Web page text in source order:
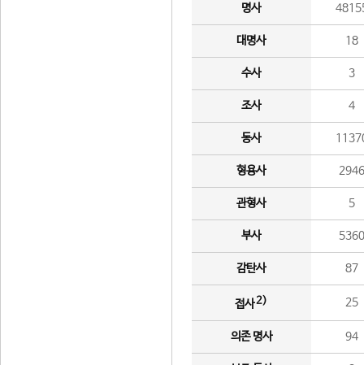
명사
대명사 18
수사 3
조사 4
동사
형용사 2946
관형사 5
부사 5360
감탄사 87
접사2) 25
의존 명사 94